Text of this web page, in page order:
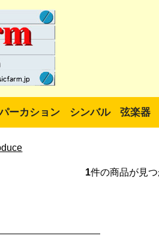
ーカション シンバル 弦楽器
1件の商品が見つ